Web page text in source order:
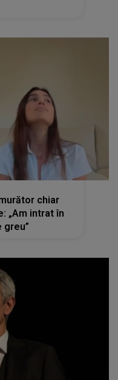
chiar
„Am intrat în
greu”